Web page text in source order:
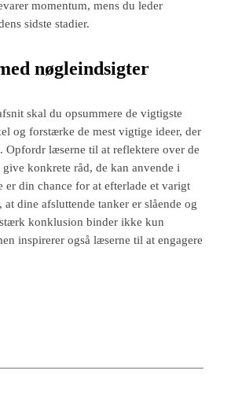
momentum, mens du leder
sidste stadier.
nøgleindsigter
skal du opsummere de vigtigste
og forstærke de mest vigtige ideer, der
Opfordr læserne til at reflektere over de
konkrete råd, de kan anvende i
er din chance for at efterlade et varigt
dine afsluttende tanker er slående og
konklusion binder ikke kun
inspirerer også læserne til at engagere